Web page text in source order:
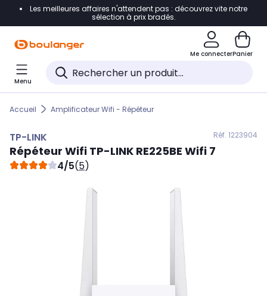
Accéder directement à la navigation
Accéder directement au pied de page
Accéder directement au chatbot
Les meilleures affaires n'attendent pas : découvrez vite notre
sélection à prix bradés.
Me connecterPanier
Menu
Accueil Amplificateur Wifi - Répéteur
TP-LINK Réf. 1223904
Répéteur Wifi TP-LINK RE225BE Wifi 7
4/5(5)